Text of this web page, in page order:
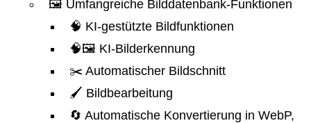
🖼️ Umfangreiche Bilddatenbank-Funktionen
🧠 KI-gestützte Bildfunktionen
🧠🖼️ KI-Bilderkennung
✂️ Automatischer Bildschnitt
🖌️ Bildbearbeitung
🔄 Automatische Konvertierung in WebP,